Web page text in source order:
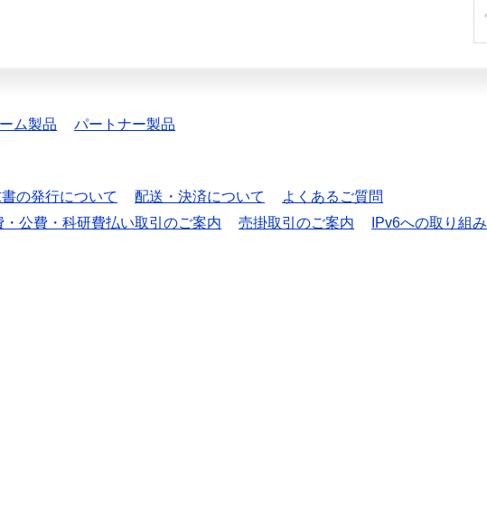
ム製品 パートナー製品
の発行について 配送・決済について
よくあるご質問
・公費・科研費払い取引のご案内 売掛取引のご案内
IPv6への取り組み